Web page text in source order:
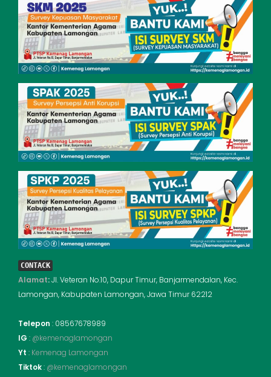
CONTACK
Alamat:Jl. Veteran No.10, Dapur Timur, Banjarmendalan, Kec.
Lamongan, Kabupaten Lamongan, Jawa Timur 62212
Telepon : 08567678989
IG : @kemenaglamongan
Yt : Kemenag Lamongan
Tiktok: @kemenaglamongan